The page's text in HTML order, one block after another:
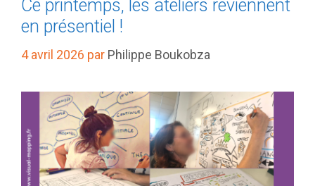
Ce printemps, les ateliers reviennent
en présentiel !
4 avril 2026 par Philippe Boukobza